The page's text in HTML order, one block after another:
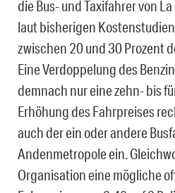
die Bus- und Taxifahrer von
laut bisherigen
zwischen 20 und 30 Prozent
Eine Verdoppelung des
demnach nur eine zehn- bis
Erhöhung des Fahrpreises
auch der ein oder andere
Andenmetropole ein.
Organisation eine mögliche